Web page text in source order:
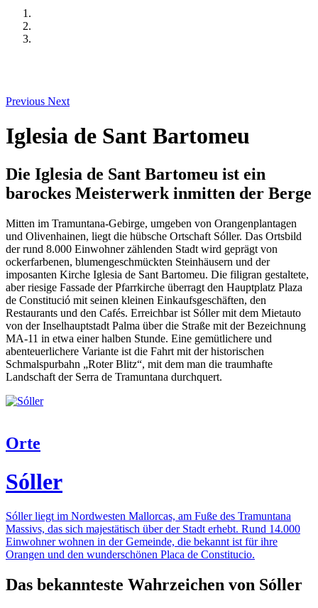
Previous Next
Iglesia de Sant Bartomeu
Die Iglesia de Sant Bartomeu ist ein
barockes Meisterwerk inmitten der Berge
Mitten im Tramuntana-Gebirge, umgeben von Orangenplantagen
und Olivenhainen, liegt die hübsche Ortschaft Sóller. Das Ortsbild
der rund 8.000 Einwohner zählenden Stadt wird geprägt von
ockerfarbenen, blumengeschmückten Steinhäusern und der
imposanten Kirche Iglesia de Sant Bartomeu. Die filigran gestaltete,
aber riesige Fassade der Pfarrkirche überragt den Hauptplatz Plaza
de Constitució mit seinen kleinen Einkaufsgeschäften, den
Restaurants und den Cafés. Erreichbar ist Sóller mit dem Mietauto
von der Inselhauptstadt Palma über die Straße mit der Bezeichnung
MA-11 in etwa einer halben Stunde. Eine gemütlichere und
abenteuerlichere Variante ist die Fahrt mit der historischen
Schmalspurbahn „Roter Blitz“, mit dem man die traumhafte
Landschaft der Serra de Tramuntana durchquert.
Orte
Sóller
Sóller liegt im Nordwesten Mallorcas, am Fuße des Tramuntana
Massivs, das sich majestätisch über der Stadt erhebt. Rund 14.000
Einwohner wohnen in der Gemeinde, die bekannt ist für ihre
Orangen und den wunderschönen Placa de Constitucio.
Das bekannteste Wahrzeichen von Sóller